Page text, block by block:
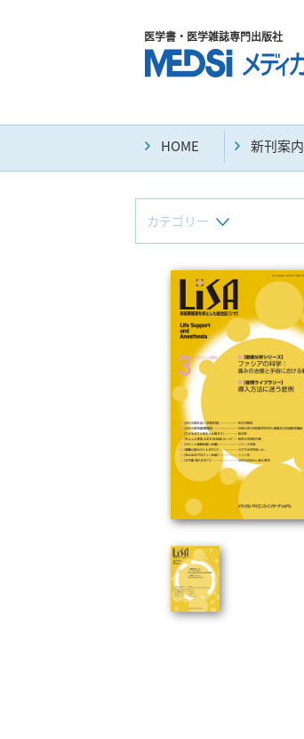
医学書・医学雑誌専門出版社
HOME 新刊案内
カテゴリー
新刊(直近6ヶ月)(24)
マニュアル(39)
臨床医学:一般(359)
基礎医学関連科学(80)
歯科学(3)
衛生・公衆衛生学(14)